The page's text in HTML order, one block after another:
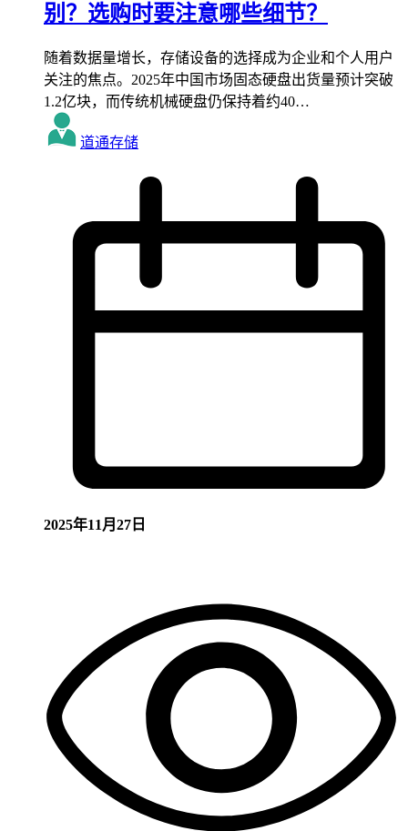
别？选购时要注意哪些细节？
随着数据量增长，存储设备的选择成为企业和个人用户
关注的焦点。2025年中国市场固态硬盘出货量预计突破
1.2亿块，而传统机械硬盘仍保持着约40…
道通存储
2025年11月27日